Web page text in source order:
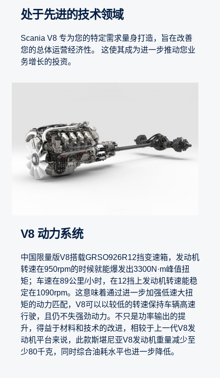
处于先进的技术领域
Scania V8 专为您的特定需求量身打造，旨在改善
您的总体运营经济性。 这使其成为进一步推动您业
务增长的投资。
V8 动力系统
中国限量版V8搭载GRSO926R12挡变速箱，发动机
转速在950rpm的时候就能爆发出3300N·m峰值扭
矩；车速在89公里/小时，在12挡上发动机转速能稳
定在1090rpm。这意味着通过进一步加强低速大扭
矩的动力匹配，V8可以以较低的转速保持车辆高速
行驶，且仍不失强劲动力。不只是功率输出的提
升，得益于材料和技术的改进，相较于上一代V8发
动机平台来说，此款斯堪尼亚V8发动机重量减少至
少80千克，同时综合油耗水平也进一步降低。